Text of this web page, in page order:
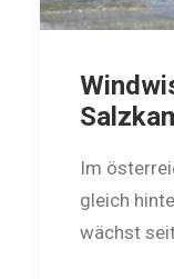
Im
gleich
wächst